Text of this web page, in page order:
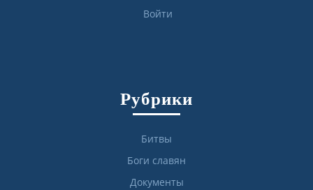
Войти
Рубрики
Битвы
Боги славян
Документы